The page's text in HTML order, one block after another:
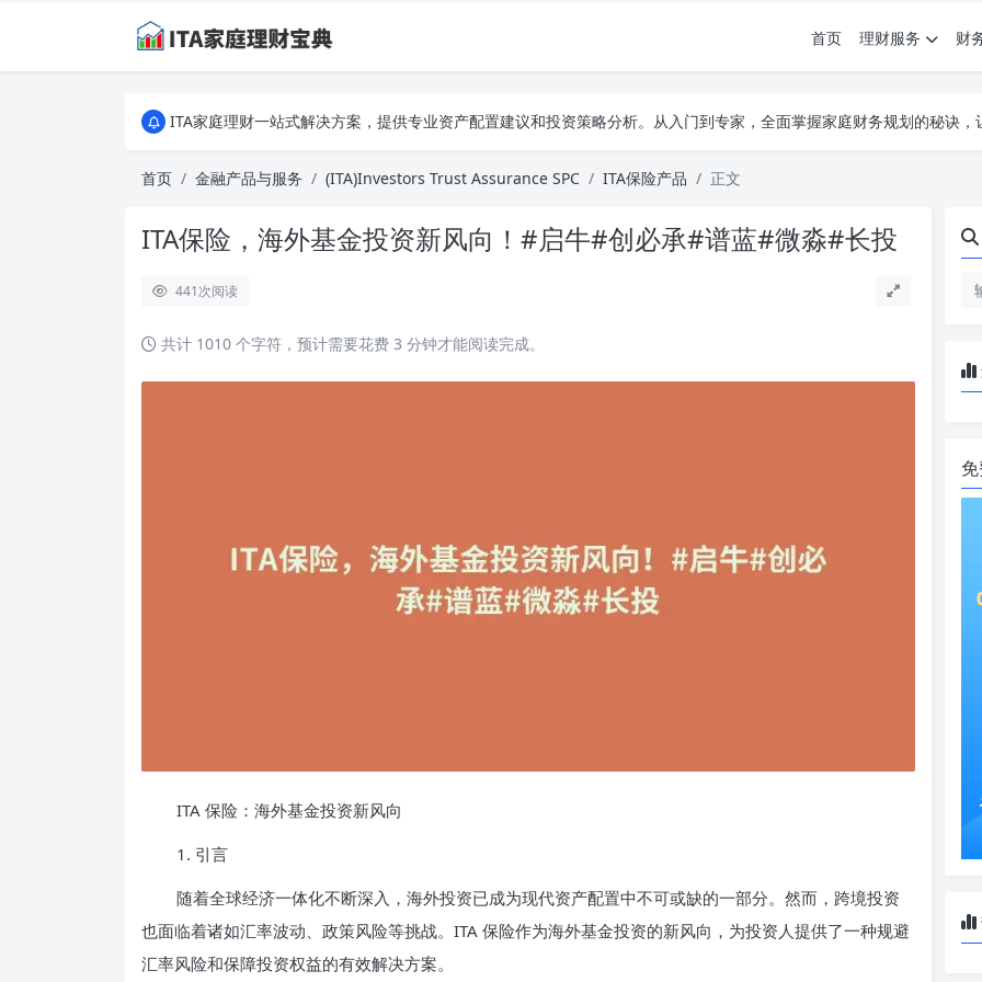
首页 理财服务
财
ITA家庭理财一站式解决方案，提供专业资产配置建议和投资策略分析。从入门到专家，全面掌握家庭财务规划的秘诀
ITA家庭理财一站式解决方案，提供专业资产配置建议和投资策略分析。从入门到专家，全面掌握家庭财务规划的秘诀
首页 金融产品与服务 (ITA)Investors Trust Assurance SPC ITA保险产品 正文
ITA保险，海外基金投资新风向！#启牛#创必承#谱蓝#微淼#长投
441次阅读
共计 1010 个字符，预计需要花费 3 分钟才能阅读完成。
ITA 保险：海外基金投资新风向
1. 引言
随着全球经济一体化不断深入，海外投资已成为现代资产配置中不可或缺的一部分。然而，跨境投资
也面临着诸如汇率波动、政策风险等挑战。ITA 保险作为海外基金投资的新风向，为投资人提供了一种规避
汇率风险和保障投资权益的有效解决方案。